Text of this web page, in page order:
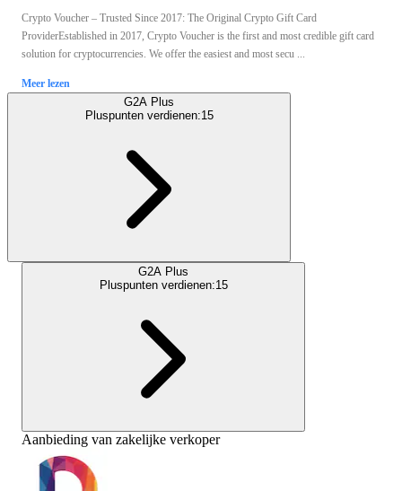
Crypto Voucher – Trusted Since 2017: The Original Crypto Gift Card
ProviderEstablished in 2017, Crypto Voucher is the first and most credible gift card
solution for cryptocurrencies. We offer the easiest and most secu ...
Meer lezen
G2A Plus
Pluspunten verdienen:15
G2A Plus
Pluspunten verdienen:15
Aanbieding van zakelijke verkoper